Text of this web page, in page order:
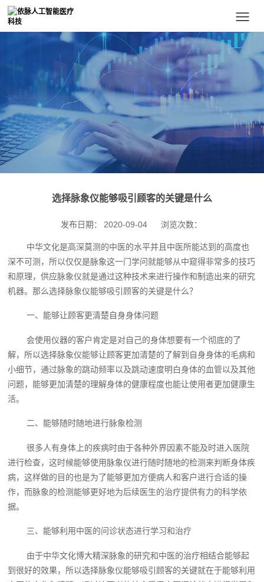
选择脉象仪能够吸引顾客的关键是什么
发布日期： 2020-09-04 浏览次数：
中华文化是高深莫测的中医的水平并且中医所能达到的高度也
深不可测，所以仅仅是脉象这一门学问就能够从中窥得非常多的技巧
和原理，供应脉象仪就是通过这种技术来进行操作和制造出来的研究
机器。那么选择脉象仪能够吸引顾客的关键是什么？
一、能够让顾客更清楚自身身体问题
会使用仪器的客户肯定是对自己的身体想要有一个彻底的了
解，所以选择脉象仪能够让顾客更加清楚的了解到自身身体的毛病和
小细节，通过脉象的跳动频率以及跳动速度明白身体的血管以及其他
问题，能够更加清楚的理解身体的健康程度也能让使用者更加健康生
活。
二、能够随时随地进行脉象检测
很多人有身体上的疾病时由于各种外界因素不能及时进入医院
进行检查，这时候能够使用脉象仪进行随时随地的检测来判断身体疾
病，这样做的目的也是为了能够更加方便病人和客户进行合适的操
作，而脉象的检测能够更好地为后续医生的治疗提供有力的科学依
据。
三、能够利用中医的问诊状态进行学习和治疗
由于中华文化博大精深脉象的研究和中医的治疗相结合能够起
到很好的效果，所以选择脉象仪能够吸引顾客的关键就在于能够利用